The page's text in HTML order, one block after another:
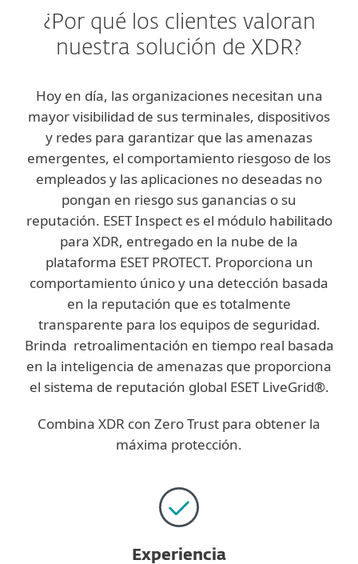
¿Por qué los clientes valoran
nuestra solución de XDR?
Hoy en día, las organizaciones necesitan una
mayor visibilidad de sus terminales, dispositivos
y redes para garantizar que las amenazas
emergentes, el comportamiento riesgoso de los
empleados y las aplicaciones no deseadas no
pongan en riesgo sus ganancias o su
reputación. ESET Inspect es el módulo habilitado
para XDR, entregado en la nube de la
plataforma ESET PROTECT. Proporciona un
comportamiento único y una detección basada
en la reputación que es totalmente
transparente para los equipos de seguridad.
Brinda retroalimentación en tiempo real basada
en la inteligencia de amenazas que proporciona
el sistema de reputación global ESET LiveGrid®.
Combina XDR con Zero Trust para obtener la
máxima protección.
Experiencia